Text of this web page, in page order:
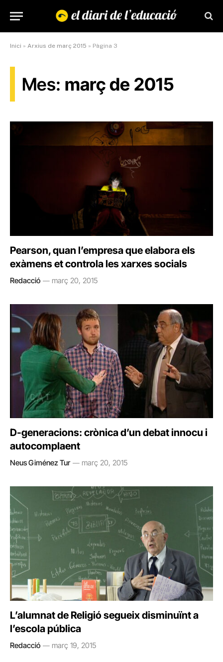
Inici » Arxius de març 2015 » Pàgina 3
Mes: març de 2015
Pearson, quan l’empresa que elabora els
exàmens et controla les xarxes socials
Redacció març 20, 2015
D-generacions: crònica d’un debat innocu i
autocomplaent
Neus Giménez Tur març 20, 2015
L’alumnat de Religió segueix disminuïnt a
l’escola pública
Redacció març 19, 2015